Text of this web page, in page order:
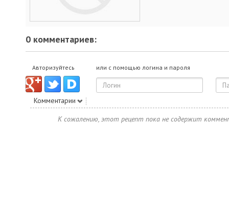
0 комментариев:
Авторизуйтесь или с помощью логина и пароля
Комментарии
К сожалению, этот рецепт пока не содержит